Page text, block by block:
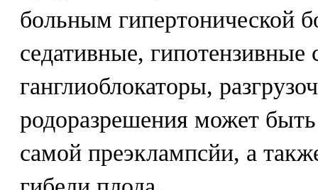
больным гипертонической
седативные, гипотензивные
ганглиоблокаторы,
родоразрешения может
самой преэклампсйи, а